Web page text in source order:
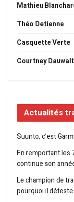
Mathieu
Théo Detienne
Casquette Verte
Courtney
Actualités
Suunto, c’est
En remportant les
continue son
Le champion de
pourquoi il